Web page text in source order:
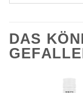
DAS